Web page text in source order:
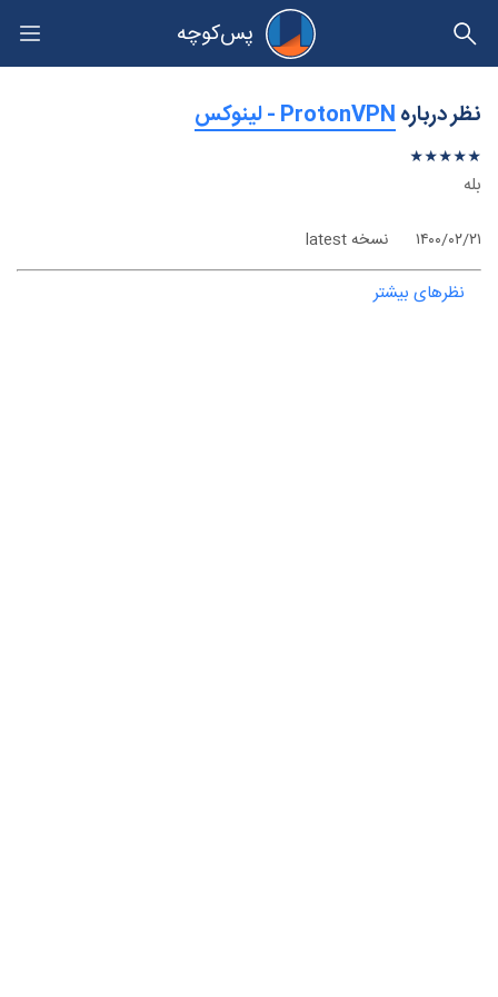
پس‌کوچه
حریم خصوصی
نظر درباره‫ProtonVPN - لینوکس
★★★★★
★
★
★
★
★
بله
۱۴۰۰/۰۲/۲۱ نسخه latest
نظرهای بیشتر